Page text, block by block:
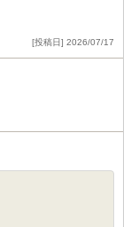
[投稿日] 2026/07/17